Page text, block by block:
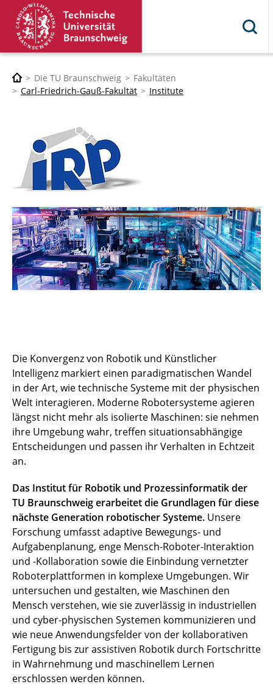
Die TU Braunschweig
Fakultäten
Carl-Friedrich-Gauß-Fakultät
Institute
Die Konvergenz von Robotik und Künstlicher
Intelligenz markiert einen paradigmatischen Wandel
in der Art, wie technische Systeme mit der physischen
Welt interagieren. Moderne Robotersysteme agieren
längst nicht mehr als isolierte Maschinen: sie nehmen
ihre Umgebung wahr, treffen situationsabhängige
Entscheidungen und passen ihr Verhalten in Echtzeit
an.
Das Institut für Robotik und Prozessinformatik der
TU Braunschweig erarbeitet die Grundlagen für diese
nächste Generation robotischer Systeme. Unsere
Forschung umfasst adaptive Bewegungs- und
Aufgabenplanung, enge Mensch-Roboter-Interaktion
und -Kollaboration sowie die Einbindung vernetzter
Roboterplattformen in komplexe Umgebungen. Wir
untersuchen und gestalten, wie Maschinen den
Mensch verstehen, wie sie zuverlässig in industriellen
und cyber-physischen Systemen kommunizieren und
wie neue Anwendungsfelder von der kollaborativen
Fertigung bis zur assistiven Robotik durch Fortschritte
in Wahrnehmung und maschinellem Lernen
erschlossen werden können.